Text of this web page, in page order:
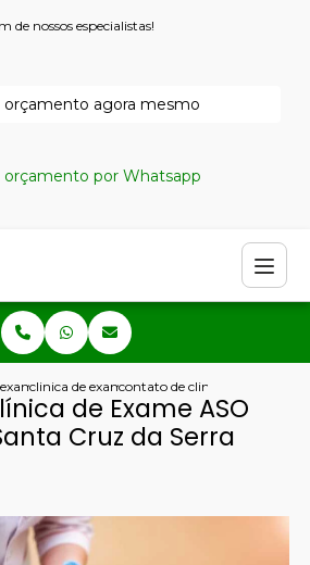
nossos especialistas!
orçamento agora mesmo
orçamento por Whatsapp
admissionais
clinica de exame admissional
contato de clinica de exame
de Exame ASO
Cruz da Serra